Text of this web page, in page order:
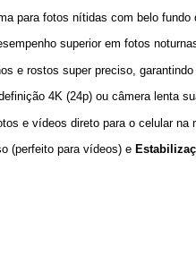
para fotos nítidas com belo fundo
superior em fotos
e rostos super preciso,
4K (24p) ou câmera lenta
e vídeos direto para o celular na
(perfeito para vídeos) e